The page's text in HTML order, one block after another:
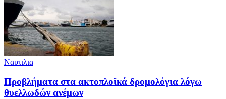
Ναυτιλια
Προβλήματα στα ακτοπλοϊκά δρομολόγια λόγω
θυελλωδών ανέμων